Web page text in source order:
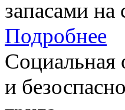
запасами на
Подробнее
Социальная
и